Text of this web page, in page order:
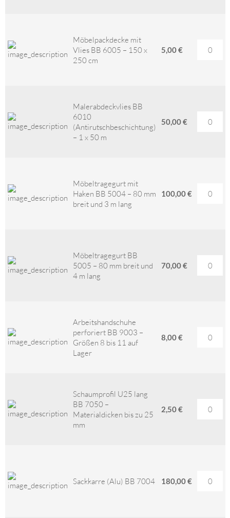
Möbelpackdecke mit
Vlies BB 6005 – 150 x
250 cm
5,00 €
Malerabdeckvlies BB
6010
(Antirutschbeschichtung)
– 1 x 50 m
50,00 €
Möbeltragegurt mit
Haken BB 5004 – 80 mm
breit und 3 m lang
100,00 €
Möbeltragegurt BB
5005 – 80 mm breit und
4 m lang
70,00 €
Arbeitshandschuhe
perforiert BB 9003 –
Größen 8 bis 11 auf
Lager
8,00 €
Schaumprofil U25 lang
BB 7050 –
Materialdicken bis zu 25
mm
2,50 €
Sackkarre (Alu) BB 7004 180,00 €